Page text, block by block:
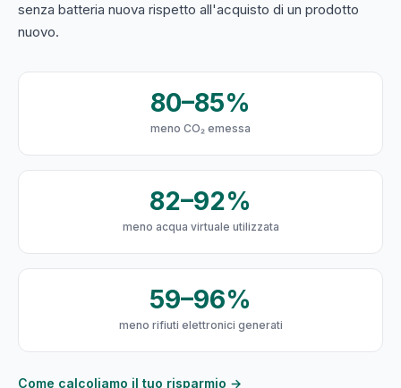
senza batteria nuova rispetto all'acquisto di un prodotto
nuovo.
80–85%
meno CO₂ emessa
82–92%
meno acqua virtuale utilizzata
59–96%
meno rifiuti elettronici generati
Come calcoliamo il tuo risparmio →